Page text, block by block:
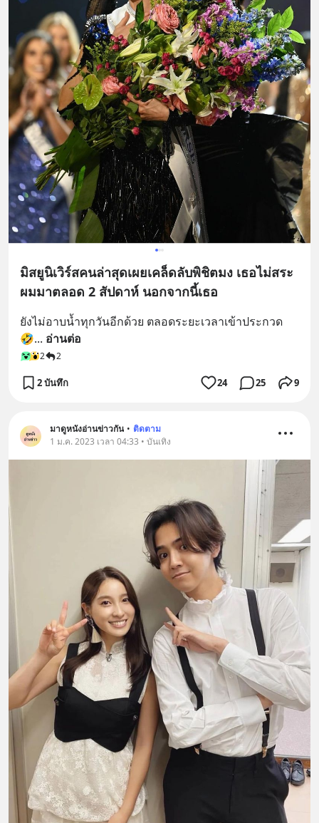
มิสยูนิเวิร์สคนล่าสุดเผยเคล็ดลับพิชิตมง เธอไม่สระ
ผมมาตลอด 2 สัปดาห์ นอกจากนี้เธอ
ยังไม่อาบน้ำทุกวันอีกด้วย ตลอดระยะเวลาเข้าประกวด
🤣... อ่านต่อ
2 2
2 บันทึก 24 25 9
มาดูหนังอ่านข่าวกัน • ติดตาม
1 ม.ค. 2023 เวลา 04:33 • บันเทิง